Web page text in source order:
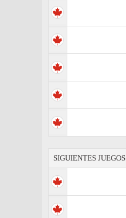
SIGUIENTES JUEGOS